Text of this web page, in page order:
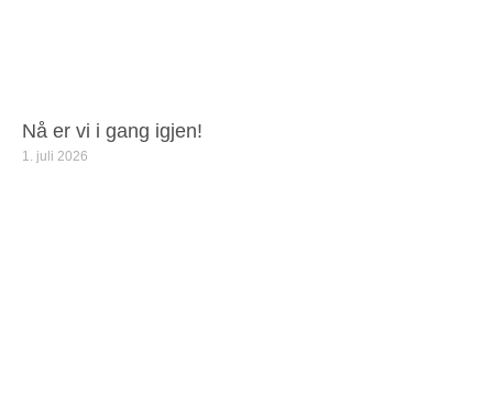
Nå er vi i gang igjen!
1. juli 2026